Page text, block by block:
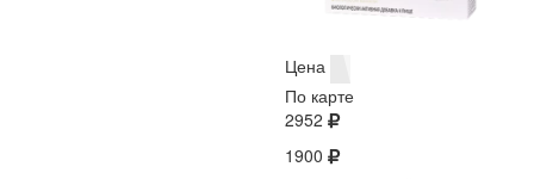
Цена
По карте
2952
1900